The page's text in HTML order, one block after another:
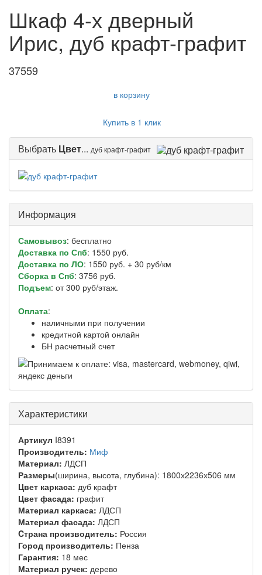
Шкаф 4-х дверный
Ирис, дуб крафт-графит
37559
в корзину
Купить в 1 клик
Выбрать Цвет... дуб крафт-графит
Информация
Самовывоз: бесплатно
Доставка по Спб: 1550 руб.
Доставка по ЛО: 1550 руб. + 30 руб/км
Сборка в Спб: 3756 руб.
Подъем: от 300 руб/этаж.
Оплата:
наличными при получении
кредитной картой онлайн
БН расчетный счет
Характеристики
Артикул I8391
Производитель: Миф
Материал: ЛДСП
Размеры(ширина, высота, глубина): 1800х2236х506 мм
Цвет каркаса: дуб крафт
Цвет фасада: графит
Материал каркаса: ЛДСП
Материал фасада: ЛДСП
Cтрана производитель: Россия
Город производитель: Пенза
Гарантия: 18 мес
Материал ручек: дерево